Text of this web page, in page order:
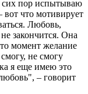
сих пор испытываю
вот что мотивирует
Любовь,
закончится. Она
момент желание
не смогу
я еще имею это
– говорит